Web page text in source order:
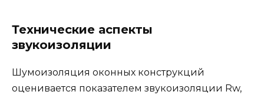
Технические аспекты
звукоизоляции
Шумоизоляция оконных конструкций
оценивается показателем звукоизоляции Rw,